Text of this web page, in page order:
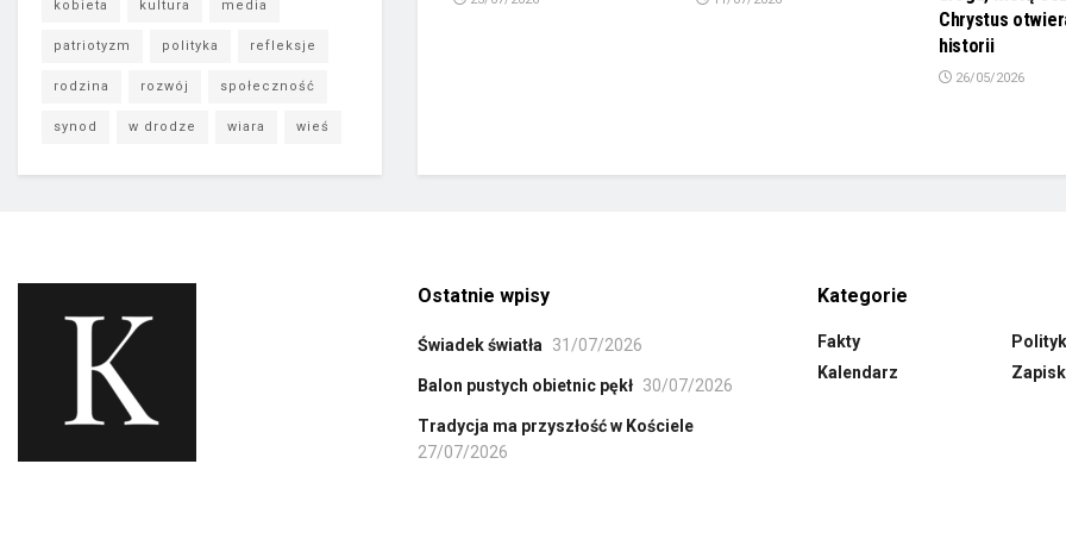
Chrystus
historii
26/05/2026
kobieta kultura media
patriotyzm polityka refleksje
rodzina rozwój społeczność
synod w drodze wiara wieś
Ostatnie wpisy
Świadek światła 31/07/2026
Balon pustych obietnic pękł 30/07/2026
Tradycja ma przyszłość w Kościele
27/07/2026
Kategorie
Fakty
Kalendarz